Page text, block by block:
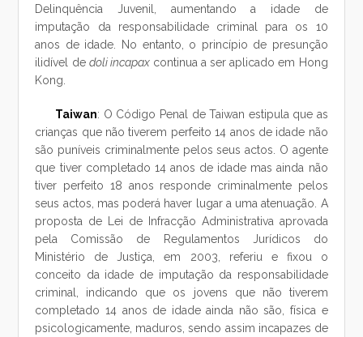
Delinquência Juvenil, aumentando a idade de
imputação da responsabilidade criminal para os 10
anos de idade. No entanto, o princípio de presunção
ilidível de doli incapaxcontinua a ser aplicado em Hong
Kong.
Taiwan: O Código Penal de Taiwan estipula que as
crianças que não tiverem perfeito 14 anos de idade não
são puníveis criminalmente pelos seus actos. O agente
que tiver completado 14 anos de idade mas ainda não
tiver perfeito 18 anos responde criminalmente pelos
seus actos, mas poderá haver lugar a uma atenuação. A
proposta de Lei de Infracção Administrativa aprovada
pela Comissão de Regulamentos Jurídicos do
Ministério de Justiça, em 2003, referiu e fixou o
conceito da idade de imputação da responsabilidade
criminal, indicando que os jovens que não tiverem
completado 14 anos de idade ainda não são, física e
psicologicamente, maduros, sendo assim incapazes de